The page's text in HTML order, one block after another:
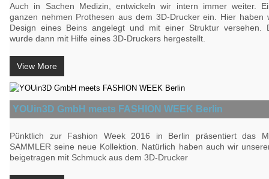
Auch in Sachen Medizin, entwickeln wir intern immer weiter.
ganzen nehmen Prothesen aus dem 3D-Drucker ein. Hier haben
Design eines Beins angelegt und mit einer Struktur versehen.
wurde dann mit Hilfe eines 3D-Druckers hergestellt.
View More
YOUin3D GmbH meets FASHION WEEK Berlin
Pünktlich zur Fashion Week 2016 in Berlin präsentiert das
SAMMLER seine neue Kollektion. Natürlich haben auch wir
beigetragen mit Schmuck aus dem 3D-Drucker